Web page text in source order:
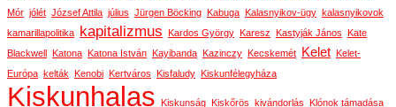
Mór jólét József Attila július Jürgen Böcking Kabuga Kalasnyikov-ügy kalasnyikovok
kamarillapolitika kapitalizmus Kardos György Karesz Kastyják János Kate
Blackwell Katona Katona István Kayibanda Kazinczy Kecskemét Kelet Kelet-
Európa kelták Kenobi Kertváros Kisfaludy Kiskunfélegyháza
Kiskunhalas Kiskunság Kiskőrös kivándorlás Klónok támadása